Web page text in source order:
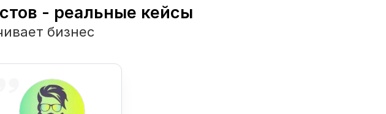
- реальные кейсы
бизнес